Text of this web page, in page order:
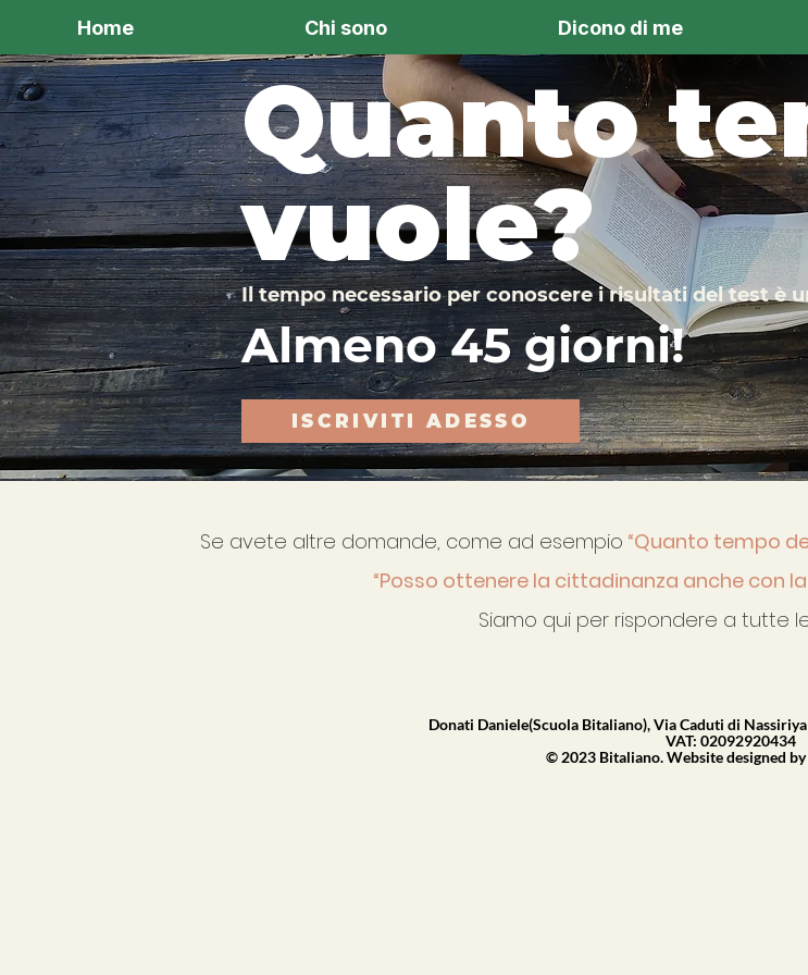
Home Chi sono Dicono di me
Quanto
vuole?
Il tempo necessario per conoscere i risultati del test è
Almeno 45 giorni!
ISCRIVITI ADESSO
Se avete altre domande, come ad esempio “Quanto tempo
“Posso ottenere la cittadinanza anche con
Siamo qui per rispondere a tutte
Donati Daniele(Scuola Bitaliano), Via Caduti di
VAT: 02092920434
© 2023 Bitaliano. Website designed by